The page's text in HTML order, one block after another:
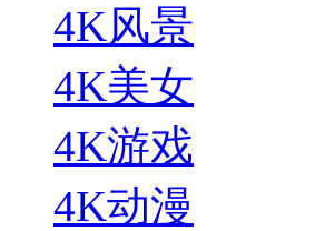
4K风景
4K美女
4K游戏
4K动漫